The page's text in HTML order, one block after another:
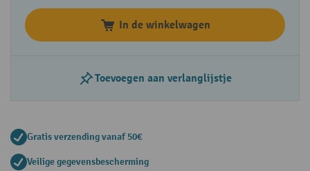
In de winkelwagen
Toevoegen aan verlanglijstje
Gratis verzending vanaf 50€
Veilige gegevensbescherming